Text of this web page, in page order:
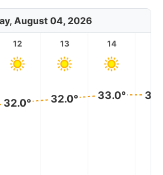
August 04, 2026
12
32.0°
13
32.0°
14
33.0°